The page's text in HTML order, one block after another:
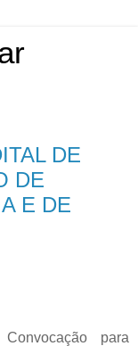
DE
DE
E DE
para